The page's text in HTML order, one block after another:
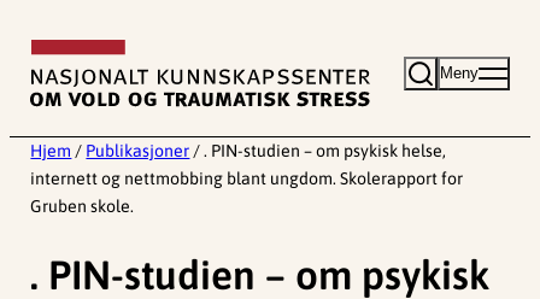
innhold
Meny
Hjem / Publikasjoner / . PIN-studien – om psykisk helse,
internett og nettmobbing blant ungdom. Skolerapport for
Gruben skole.
. PIN-studien – om psykisk